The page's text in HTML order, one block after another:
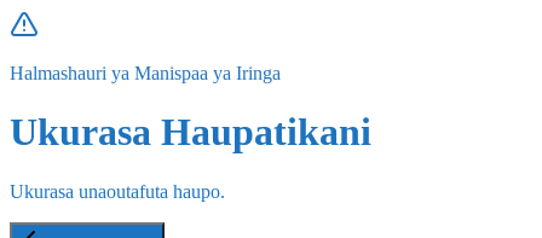
Halmashauri ya Manispaa ya Iringa
Ukurasa Haupatikani
Ukurasa unaoutafuta haupo.